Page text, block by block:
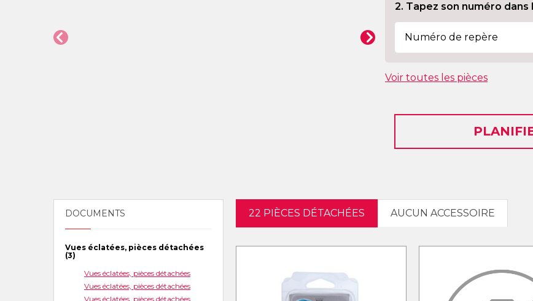
2. Tapez son numéro dans
Voir toutes les pièces
DOCUMENTS
Vues éclatées, pièces détachées
(3)
Vues éclatées, pièces détachées
Vues éclatées, pièces détachées
Vues éclatées, pièces détachées
22 PIÈCES DÉTACHÉES AUCUN ACCESSOIRE